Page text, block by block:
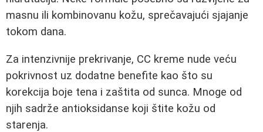
masnu ili kombinovanu kožu, sprečavajući sjajanje
tokom dana.
Za intenzivnije prekrivanje, CC kreme nude veću
pokrivnost uz dodatne benefite kao što su
korekcija boje tena i zaštita od sunca. Mnoge od
njih sadrže antioksidanse koji štite kožu od
starenja.